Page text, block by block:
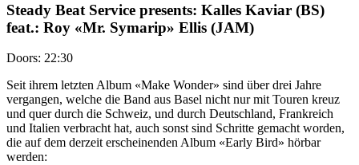
Steady Beat Service presents: Kalles Kaviar (BS)
feat.: Roy «Mr. Symarip» Ellis (JAM)
Doors: 22:30
Seit ihrem letzten Album «Make Wonder» sind über drei Jahre
vergangen, welche die Band aus Basel nicht nur mit Touren kreuz
und quer durch die Schweiz, und durch Deutschland, Frankreich
und Italien verbracht hat, auch sonst sind Schritte gemacht worden,
die auf dem derzeit erscheinenden Album «Early Bird» hörbar
werden: